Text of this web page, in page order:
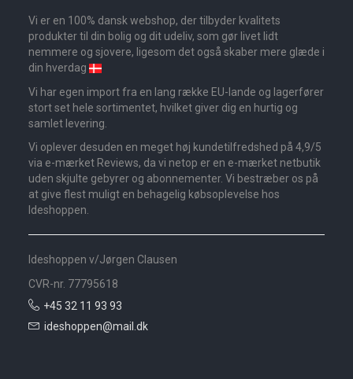
Vi er en 100% dansk webshop, der tilbyder kvalitets
produkter til din bolig og dit udeliv, som gør livet lidt
nemmere og sjovere, ligesom det også skaber mere glæde i
din hverdag
Vi har egen import fra en lang række EU-lande og lagerfører
stort set hele sortimentet, hvilket giver dig en hurtig og
samlet levering.
Vi oplever desuden en meget høj kundetilfredshed på 4,9/5
via e-mærket Reviews, da vi netop er en e-mærket netbutik
uden skjulte gebyrer og abonnementer. Vi bestræber os på
at give flest muligt en behagelig købsoplevelse hos
Ideshoppen.
Ideshoppen v/Jørgen Clausen
CVR-nr. 77795618
+45 32 11 93 93
ideshoppen@mail.dk